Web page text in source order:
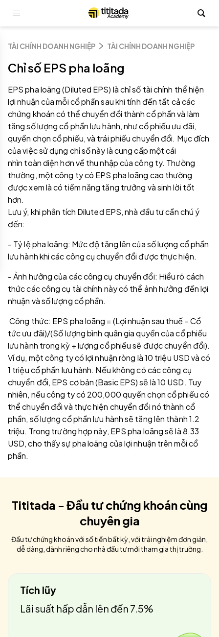
TÀI CHÍNH DOANH NGHIỆP TÀI CHÍNH DOANH NGHIỆP
Chỉ số EPS pha loãng
EPS pha loãng (Diluted EPS) là chỉ số tài chính thể hiện
lợi nhuận của mỗi cổ phần sau khi tính đến tất cả các
chứng khoán có thể chuyển đổi thành cổ phần và làm
tăng số lượng cổ phần lưu hành, như cổ phiếu ưu đãi,
quyền chọn cổ phiếu, và trái phiếu chuyển đổi. Mục đích
của việc sử dụng chỉ số này là cung cấp một cái
nhìn toàn diện hơn về thu nhập của công ty. Thường
thường, một công ty có EPS pha loãng cao thường
được xem là có tiềm năng tăng trưởng và sinh lời tốt
hơn.
Lưu ý, khi phân tích Diluted EPS, nhà đầu tư cần chú ý
đến:
- Tỷ lệ pha loãng: Mức độ tăng lên của số lượng cổ phần
lưu hành khi các công cụ chuyển đổi được thực hiện.
- Ảnh hưởng của các công cụ chuyển đổi: Hiểu rõ cách
thức các công cụ tài chính này có thể ảnh hưởng đến lợi
nhuận và số lượng cổ phần.
Công thức: EPS pha loãng = (Lợi nhuận sau thuế - Cổ
tức ưu đãi)/(Số lượng bình quân gia quyền của cổ phiếu
lưu hành trong kỳ + lượng cổ phiếu sẽ được chuyển đổi).
Ví dụ, một công ty có lợi nhuận ròng là 10 triệu USD và có
1 triệu cổ phần lưu hành. Nếu không có các công cụ
chuyển đổi, EPS cơ bản (Basic EPS) sẽ là 10 USD. Tuy
nhiên, nếu công ty có 200,000 quyền chọn cổ phiếu có
thể chuyển đổi và thực hiện chuyển đổi nó thành cổ
phần, số lượng cổ phần lưu hành sẽ tăng lên thành 1.2
triệu. Trong trường hợp này, EPS pha loãng sẽ là 8.33
USD, cho thấy sự pha loãng của lợi nhuận trên mỗi cổ
phần.
Tititada - Đầu tư chứng khoán cùng
chuyên gia
Đầu tư chứng khoán với số tiền bất kỳ, với trải nghiệm đơn giản,
dễ dàng, dành riêng cho nhà đầu tư mới tham gia thị trường.
Tích lũy
Lãi suất hấp dẫn lên đến 7.5%